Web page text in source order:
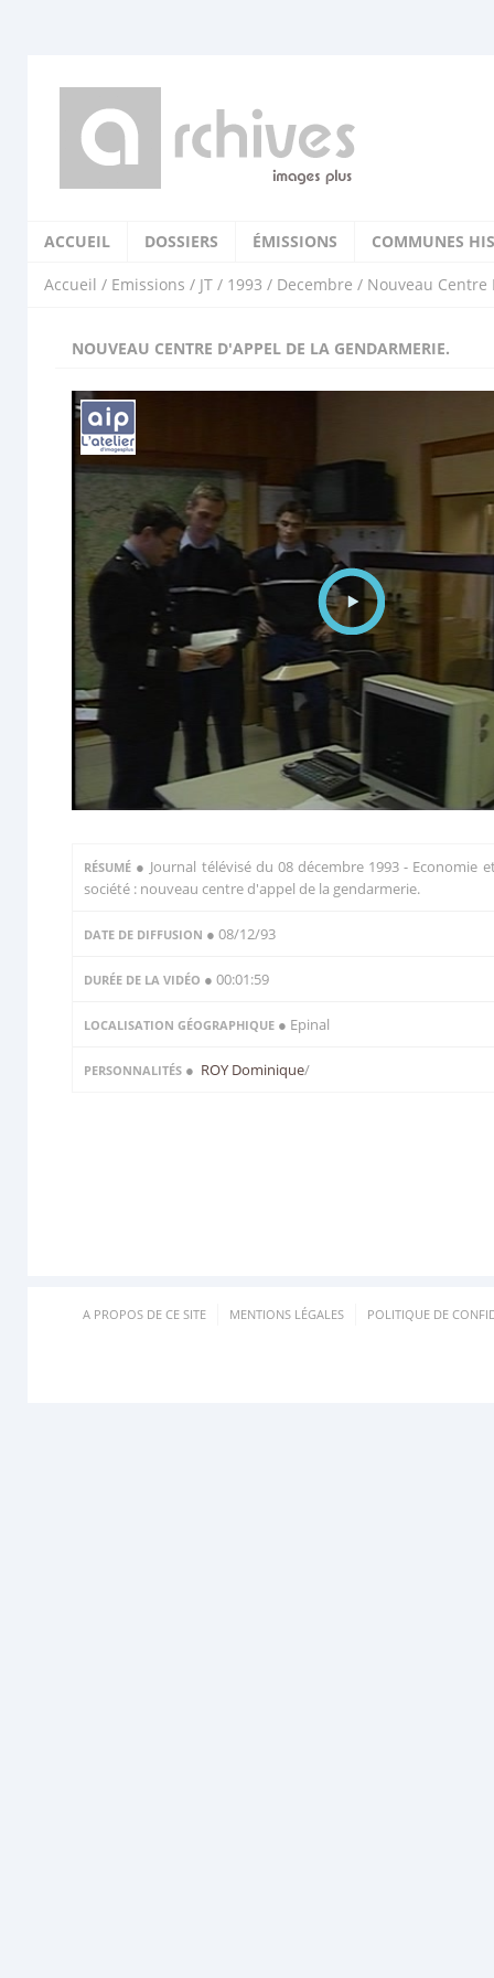
ACCUEIL DOSSIERS ÉMISSIONS COMMUNES
Accueil / Emissions / JT / 1993 / Decembre / Nouveau Centre
NOUVEAU CENTRE D'APPEL DE LA GENDARMERIE.
RÉSUMÉ ● Journal télévisé du 08 décembre 1993 - Economie
société : nouveau centre d'appel de la gendarmerie.
DATE DE DIFFUSION ● 08/12/93
DURÉE DE LA VIDÉO ● 00:01:59
LOCALISATION GÉOGRAPHIQUE ● Epinal
PERSONNALITÉS ● ROY Dominique/
A PROPOS DE CE SITE MENTIONS LÉGALES POLITIQUE DE